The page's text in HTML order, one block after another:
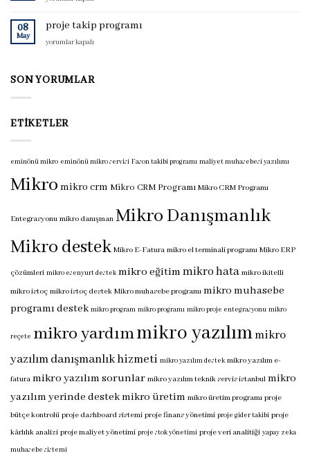
programı
için
08
May
proje takip programı
proje
için
yorumlar kapalı
SON YORUMLAR
ETIKETLER
eminönü mikro eminönü mikro servisi Fason takibi programı maliyet muhasebesi yazılımı
Mikro mikro crm Mikro CRM Programı Mikro CRM Programı
Entegrasyonu mikro danışman Mikro Danışmanlık
Mikro destek Mikro E-Fatura mikro el terminali programı Mikro ERP
çözümleri mikro esenyurt destek mikro eğitimmikro hata mikro ikitelli
mikro istoç mikro istoç destek Mikro muhasebe programı mikro muhasebe
programı destek mikro program mikro programı mikro proje entegrasyonu mikro
reçete mikro yardımmikro yazılımmikro
yazılım danışmanlık hizmeti mikro yazılım destek mikro yazılım e-
fatura mikro yazılım sorunlar mikro yazılım teknik servis istanbul mikro
yazılım yerinde destekmikro üretim mikro üretim programı proje
bütçe kontrolü proje dashboard sistemi proje finans yönetimi proje gider takibi proje
kârlılık analizi proje maliyet yönetimi proje stok yönetimi proje veri analitiği yapay zeka
muhasebe sistemi